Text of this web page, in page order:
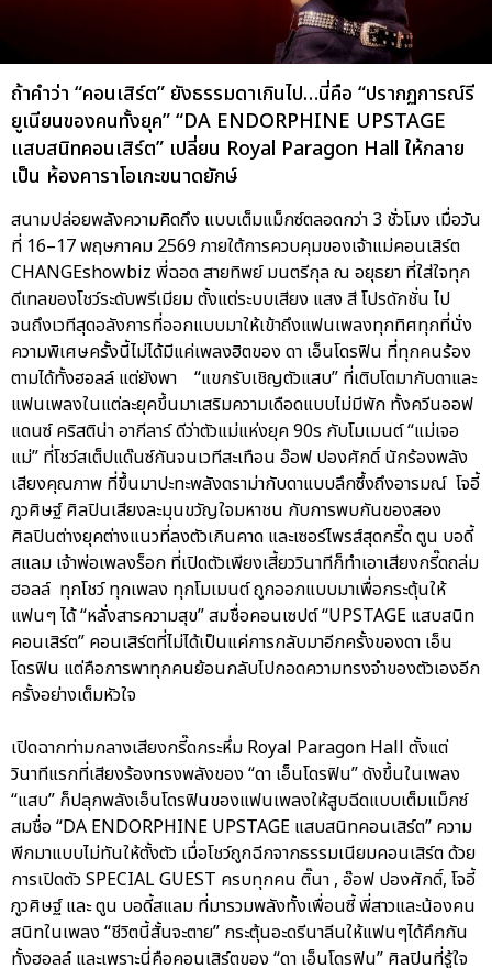
ถ้าคำว่า “คอนเสิร์ต” ยังธรรมดาเกินไป…นี่คือ “ปรากฏการณ์รี
ยูเนียนของคนทั้งยุค” “DA ENDORPHINE UPSTAGE
แสบสนิทคอนเสิร์ต” เปลี่ยน Royal Paragon Hall ให้กลาย
เป็น ห้องคาราโอเกะขนาดยักษ์
สนามปล่อยพลังความคิดถึง แบบเต็มแม็กซ์ตลอดกว่า 3 ชั่วโมง เมื่อวัน
ที่ 16–17 พฤษภาคม 2569 ภายใต้การควบคุมของเจ้าแม่คอนเสิร์ต
CHANGEshowbiz พี่ฉอด สายทิพย์ มนตรีกุล ณ อยุธยา ที่ใส่ใจทุก
ดีเทลของโชว์ระดับพรีเมียม ตั้งแต่ระบบเสียง แสง สี โปรดักชั่น ไป
จนถึงเวทีสุดอลังการที่ออกแบบมาให้เข้าถึงแฟนเพลงทุกทิศทุกที่นั่ง
ความพิเศษครั้งนี้ไม่ได้มีแค่เพลงฮิตของ ดา เอ็นโดรฟิน ที่ทุกคนร้อง
ตามได้ทั้งฮอลล์ แต่ยังพา “แขกรับเชิญตัวแสบ” ที่เติบโตมากับดาและ
แฟนเพลงในแต่ละยุคขึ้นมาเสริมความเดือดแบบไม่มีพัก ทั้งควีนออฟ
แดนซ์ คริสติน่า อากีลาร์ ดีว่าตัวแม่แห่งยุค 90s กับโมเมนต์ “แม่เจอ
แม่” ที่โชว์สเต็ปแด๊นซ์กันจนเวทีสะเทือน อ๊อฟ ปองศักดิ์ นักร้องพลัง
เสียงคุณภาพ ที่ขึ้นมาปะทะพลังดราม่ากับดาแบบลึกซึ้งถึงอารมณ์ โจอี้
ภูวศิษฐ์ ศิลปินเสียงละมุนขวัญใจมหาชน กับการพบกันของสอง
ศิลปินต่างยุคต่างแนวที่ลงตัวเกินคาด และเซอร์ไพรส์สุดกรี๊ด ตูน บอดี้
สแลม เจ้าพ่อเพลงร็อก ที่เปิดตัวเพียงเสี้ยววินาทีก็ทำเอาเสียงกรี๊ดถล่ม
ฮอลล์ ทุกโชว์ ทุกเพลง ทุกโมเมนต์ ถูกออกแบบมาเพื่อกระตุ้นให้
แฟนๆ ได้ “หลั่งสารความสุข” สมชื่อคอนเซปต์ “UPSTAGE แสบสนิท
คอนเสิร์ต” คอนเสิร์ตที่ไม่ได้เป็นแค่การกลับมาอีกครั้งของดา เอ็น
โดรฟิน แต่คือการพาทุกคนย้อนกลับไปกอดความทรงจำของตัวเองอีก
ครั้งอย่างเต็มหัวใจ
เปิดฉากท่ามกลางเสียงกรี๊ดกระหึ่ม Royal Paragon Hall ตั้งแต่
วินาทีแรกที่เสียงร้องทรงพลังของ “ดา เอ็นโดรฟิน” ดังขึ้นในเพลง
“แสบ” ก็ปลุกพลังเอ็นโดรฟินของแฟนเพลงให้สูบฉีดแบบเต็มแม็กซ์
สมชื่อ “DA ENDORPHINE UPSTAGE แสบสนิทคอนเสิร์ต” ความ
พีกมาแบบไม่ทันให้ตั้งตัว เมื่อโชว์ถูกฉีกจากธรรมเนียมคอนเสิร์ต ด้วย
การเปิดตัว SPECIAL GUEST ครบทุกคน ติ๊นา , อ๊อฟ ปองศักดิ์, โจอี้
ภูวศิษฐ์ และ ตูน บอดี้สแลม ที่มารวมพลังทั้งเพื่อนซี้ พี่สาวและน้องคน
สนิทในเพลง “ชีวิตนี้สั้นจะตาย” กระตุ้นอะดรีนาลีนให้แฟนๆได้คึกกัน
ทั้งฮอลล์ และเพราะนี่คือคอนเสิร์ตของ “ดา เอ็นโดรฟิน” ศิลปินที่รู้ใจ